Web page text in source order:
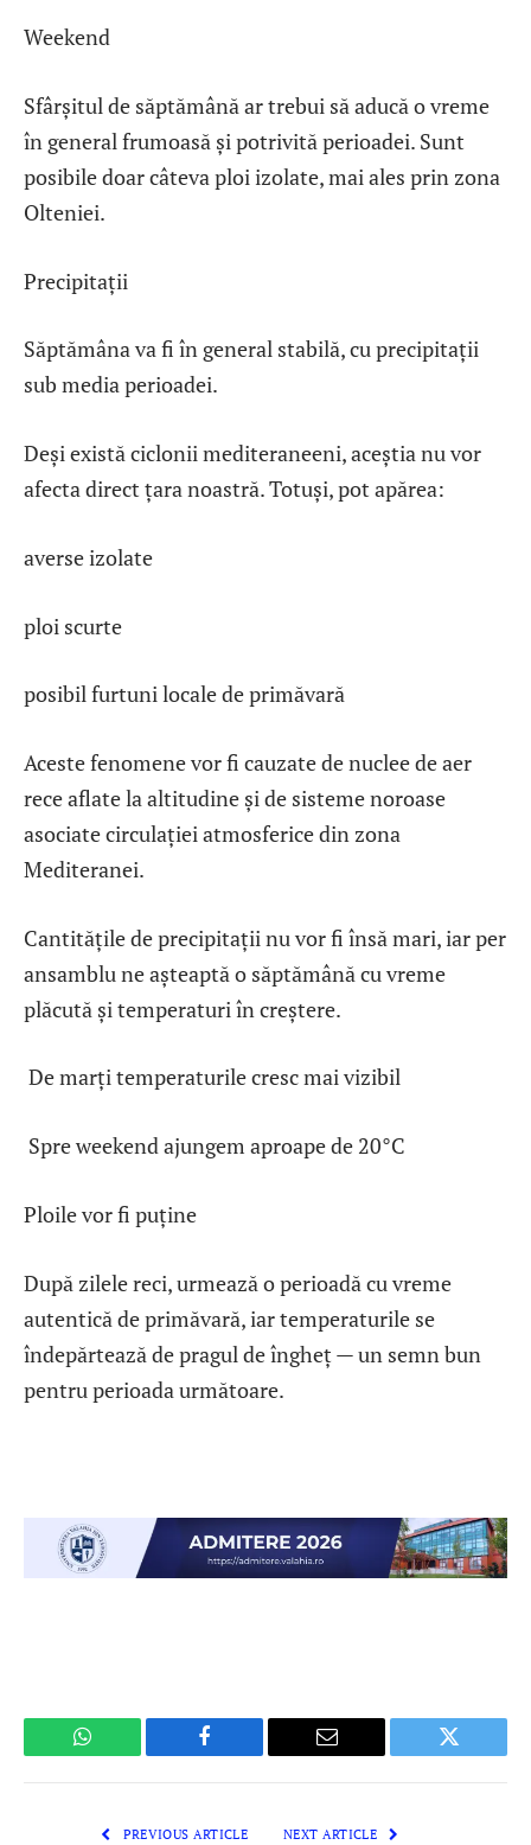
Weekend
Sfârșitul de săptămână ar trebui să aducă o vreme
în general frumoasă și potrivită perioadei. Sunt
posibile doar câteva ploi izolate, mai ales prin zona
Olteniei.
Precipitații
Săptămâna va fi în general stabilă, cu precipitații
sub media perioadei.
Deși există ciclonii mediteraneeni, aceștia nu vor
afecta direct țara noastră. Totuși, pot apărea:
averse izolate
ploi scurte
posibil furtuni locale de primăvară
Aceste fenomene vor fi cauzate de nuclee de aer
rece aflate la altitudine și de sisteme noroase
asociate circulației atmosferice din zona
Mediteranei.
Cantitățile de precipitații nu vor fi însă mari, iar per
ansamblu ne așteaptă o săptămână cu vreme
plăcută și temperaturi în creștere.
De marți temperaturile cresc mai vizibil
Spre weekend ajungem aproape de 20°C
Ploile vor fi puține
După zilele reci, urmează o perioadă cu vreme
autentică de primăvară, iar temperaturile se
îndepărtează de pragul de îngheț — un semn bun
pentru perioada următoare.
WhatsApp Facebook Email Twitter
PREVIOUS ARTICLE NEXT ARTICLE